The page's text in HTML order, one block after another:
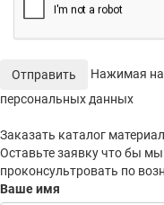
Отправить
Нажимая на
персональных данных
Заказать каталог
Оставьте заявку что бы
проконсультровать по
Ваше имя